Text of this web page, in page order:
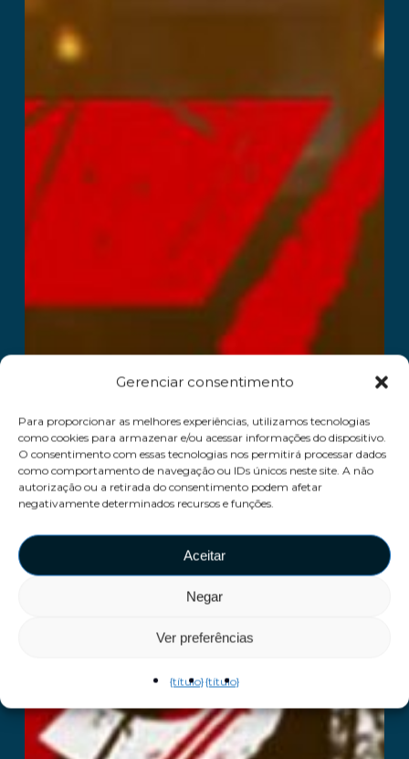
Gerenciar consentimento
Para proporcionar as melhores experiências, utilizamos tecnologias
como cookies para armazenar e/ou acessar informações do dispositivo.
O consentimento com essas tecnologias nos permitirá processar dados
como comportamento de navegação ou IDs únicos neste site. A não
autorização ou a retirada do consentimento podem afetar
negativamente determinados recursos e funções.
Aceitar
Negar
Ver preferências
{título}{título}